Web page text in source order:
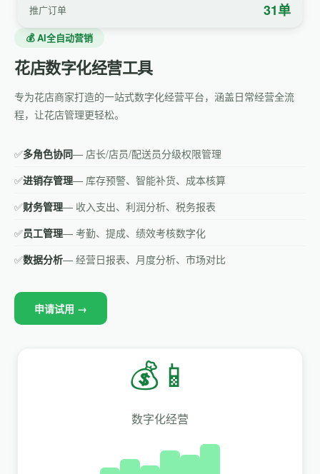
推广订单 31单
💰 AI全自动营销
花店数字化经营工具
专为花店商家打造的一站式数字化经营平台，涵盖日常经营全流
程，让花店管理更轻松。
✅多角色协同— 店长/店员/配送员分级权限管理
✅进销存管理— 库存预警、智能补货、成本核算
✅财务管理— 收入支出、利润分析、税务报表
✅员工管理— 考勤、提成、绩效考核数字化
✅数据分析— 经营日报表、月度分析、市场对比
申请试用 →
💰📱
数字化经营